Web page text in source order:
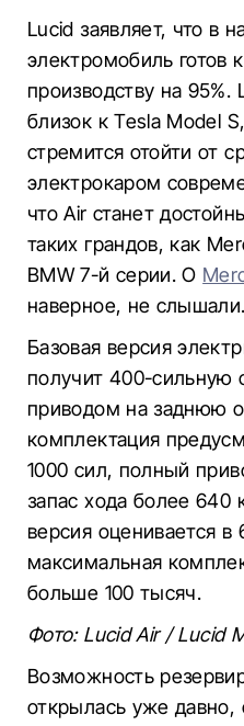
Lucid заявляет, что в
электромобиль готов
производству на 95%.
близок к Tesla Model
стремится отойти от
электрокаром
что Air станет
таких грандов, как
BMW 7-й серии. О
наверное, не слышали.
Базовая версия
получит 400-сильную
приводом на заднюю
комплектация
1000 сил, полный
запас хода более 640
версия оценивается в
максимальная
больше 100 тысяч.
Фото: Lucid Air / Lucid
Возможность
открылась уже давно,